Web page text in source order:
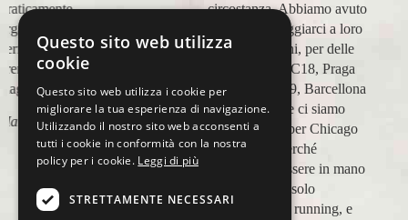
circostanza. Abbiamo avuto
modo di appoggiarci a loro
in più occasioni, per delle
maratone (NYC18, Praga
19, Valencia 19, Barcellona
21, NYC 22) e ci siamo
affidati a loro per Chicago
23 (ottobre) perché
sappiamo di essere in mano
a persone non solo
competenti sul running, e
grazie!
Lara Buranti
Questo sito web utilizza
cookie
Questo sito web utilizza i cookie per
migliorare la tua esperienza di navigazione.
Utilizzando il nostro sito web acconsenti a
tutti i cookie in conformità con la nostra
policy per i cookie. Leggi di più
STRETTAMENTE NECESSARI